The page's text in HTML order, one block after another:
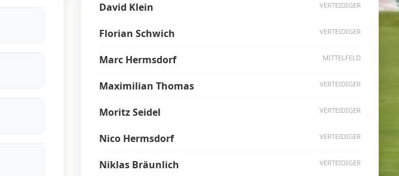
David Klein VERTEIDIGER
Florian Schwich VERTEIDIGER
Marc Hermsdorf MITTELFELD
Maximilian Thomas VERTEIDIGER
Moritz Seidel VERTEIDIGER
Nico Hermsdorf VERTEIDIGER
Niklas Bräunlich VERTEIDIGER